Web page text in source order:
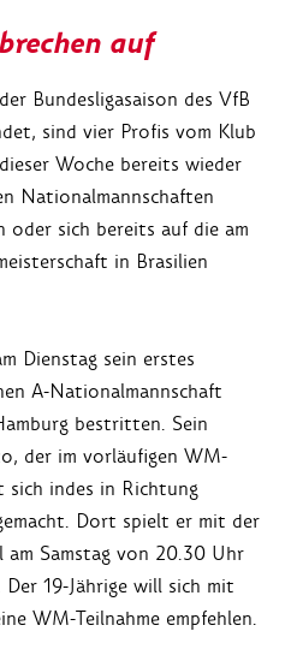
auf
Bundesligasaison des VfB
sind vier Profis vom Klub
Woche bereits wieder
Nationalmannschaften
oder sich bereits auf die am
in Brasilien
Dienstag sein erstes
A-Nationalmannschaft
bestritten. Sein
der im vorläufigen WM-
sich indes in Richtung
Dort spielt er mit der
am Samstag von 20.30 Uhr
19-Jährige will sich mit
WM-Teilnahme empfehlen.